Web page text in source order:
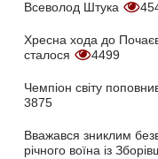
Всеволод Штука
Хресна хода до
сталося
4499
Чемпіон світу
3875
Вважався зниклим
річного воїна із